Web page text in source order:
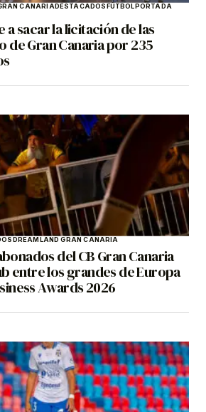
CANARIADESTACADOSFÚTBOLPORTADA
a sacar la licitación de las
de Gran Canaria por 235
DREAMLAND GRAN CANARIA
del CB Gran Canaria
entre los grandes de Europa
Awards 2026